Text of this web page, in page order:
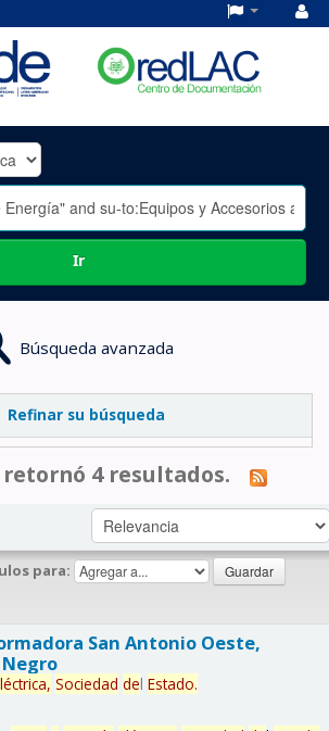
Ir
Búsqueda avanzada
Refinar su búsqueda
4 resultados.
para:
San Antonio Oeste,
Sociedad del Estado.